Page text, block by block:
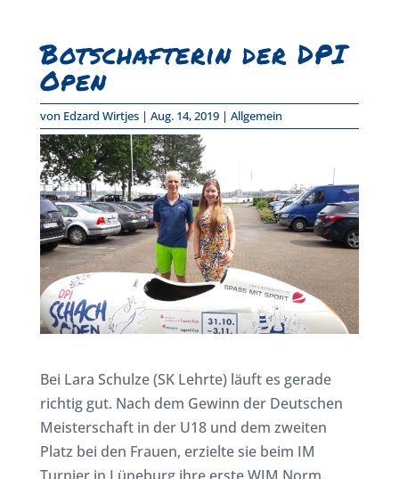
Botschafterin der DPI
Open
von Edzard Wirtjes| Aug. 14, 2019| Allgemein
Bei Lara Schulze (SK Lehrte) läuft es gerade
richtig gut. Nach dem Gewinn der Deutschen
Meisterschaft in der U18 und dem zweiten
Platz bei den Frauen, erzielte sie beim IM
Turnier in Lüneburg ihre erste WIM Norm.